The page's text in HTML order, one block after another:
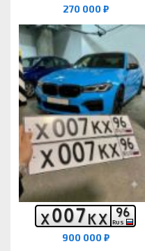
270 000 ₽
Х007КХ 96
RUS
900 000 ₽